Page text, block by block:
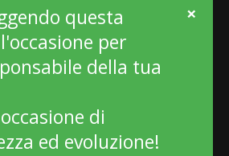
×
questa
per
della tua
di
ed evoluzione!